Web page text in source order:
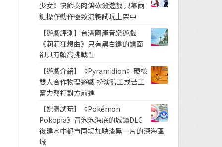
少女》快節奏肉鴿砍殺遊戲 只靠兩
鍵操作動作極致流暢試玩上架中
【遊戲評測】台灣國產音樂遊戲
《莉莉狂想曲》只有黑白鍵的譜面
卻具有頗高挑戰性
【遊戲介紹】《Pyramidion》硬核
雙人合作物理遊戲 扮演監工或苦工
奮力鞭打對方前進
【媒體試玩】《Pokémon
Pokopia》冒泡泡海底的城鎮DLC
復建水中都市同場加映漆黑一片的深海區
域